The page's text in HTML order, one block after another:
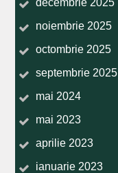
noiembrie 2025
octombrie 2025
septembrie 2025
mai 2024
mai 2023
aprilie 2023
ianuarie 2023